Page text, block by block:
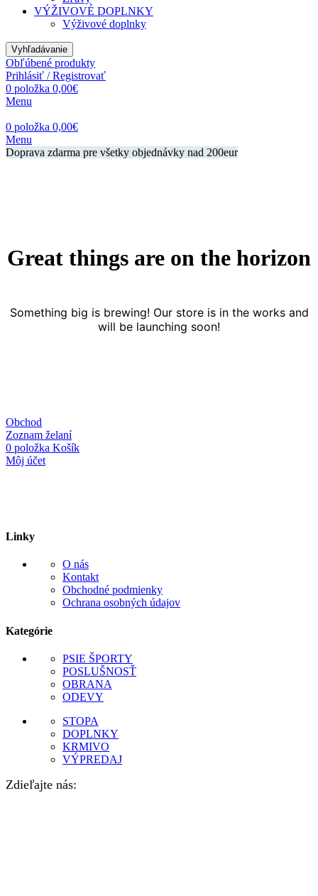
VÝŽIVOVÉ DOPLNKY
Výživové doplnky
Vyhľadávanie
Obľúbené produkty
Prihlásiť / Registrovať
0 položka 0,00€
Menu
0 položka 0,00€
Menu
Doprava zdarma pre všetky objednávky nad 200eur
Great things are on the horizon
Something big is brewing! Our store is in the works and
will be launching soon!
Obchod
Zoznam želaní
0 položka Košík
Môj účet
Linky
O nás
Kontakt
Obchodné podmienky
Ochrana osobných údajov
Kategórie
PSIE ŠPORTY
POSLUŠNOSŤ
OBRANA
ODEVY
STOPA
DOPLNKY
KRMIVO
VÝPREDAJ
Zdieľajte nás: